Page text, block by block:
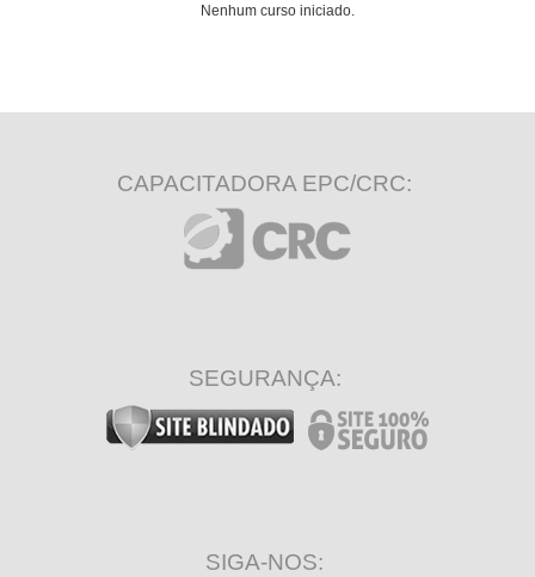
Nenhum curso iniciado.
CAPACITADORA EPC/CRC:
SEGURANÇA:
SIGA-NOS: